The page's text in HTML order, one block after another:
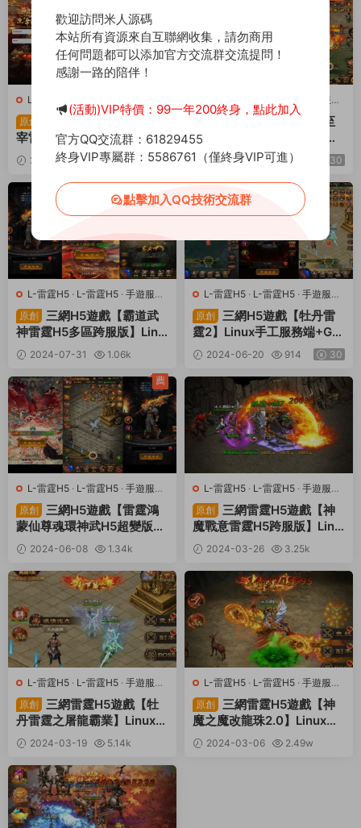
L-雷霆H5
端
頁遊服務端
原創
三網H5遊戲【神武主
宰雷霆H5萬級跨服版】Linu
x手工服務端+GM授權後台
+視頻架設教程
2024-08-06 853 30
手遊服務
端·頁遊服務端
三網H5遊戲【神武至
尊9999轉雷霆H5跨服版】L
inux手工服務端+GM授權後
2024-08-05 803 30
L-雷霆H5 · L-雷霆H5 · 手遊服務
端· 頁遊服務端
原創
三網H5遊戲【霸道武
神雷霆H5多區跨服版】Linu
x手工服務端+GM授權後台+
GM管理後台+視頻架設教程
2024-07-31
1.06k
薦
L-雷霆H5 · L-雷霆H5 · 手遊服務
端· 頁遊服務端
原創
三網H5遊戲【牡丹雷
霆2】Linux手工服務端+GM
授權後台+GM管理後台+視
頻架設教程
2024-06-20 914 30
L-雷霆H5 · L-雷霆H5 · 手遊服務
端· 頁遊服務端
原創
三網H5遊戲【雷霆鴻
蒙仙尊魂環神武H5超變版】
Linux手工服務端+GM授權
後台+視頻架設教程
2024-06-08
1.34k
薦
L-雷霆H5 · L-雷霆H5 · 手遊服務
端· 頁遊服務端
原創
三網雷霆H5遊戲【神
魔戰意雷霆H5跨服版】Linu
x手工服務端+多區跨服+GM
授權後台+視頻架設教程
2024-03-26
3.25k
L-雷霆H5 · L-雷霆H5 · 手遊服務
端· 頁遊服務端
原創
三網雷霆H5遊戲【牡
丹雷霆之屠龍霸業】Linux手
工服務端+多區跨服+GM授
權後台+視頻架設教程
2024-03-19
5.14k
L-雷霆H5 · L-雷霆H5 · 手遊服務
端· 頁遊服務端
原創
三網雷霆H5遊戲【神
魔之魔改龍珠2.0】Linux手
工端+GM授權後台+架設教
程
2024-03-06
2.49w
歡迎訪問米人源碼
本站所有資源來自互聯網收集，請勿商用
任何問題都可以添加官方交流群交流提問！
感謝一路的陪伴！
(活動)VIP特價：99一年200終身，點此加入
官方QQ交流群：61829455
終身VIP專屬群：5586761（僅終身VIP可進）
點擊加入QQ技術交流群